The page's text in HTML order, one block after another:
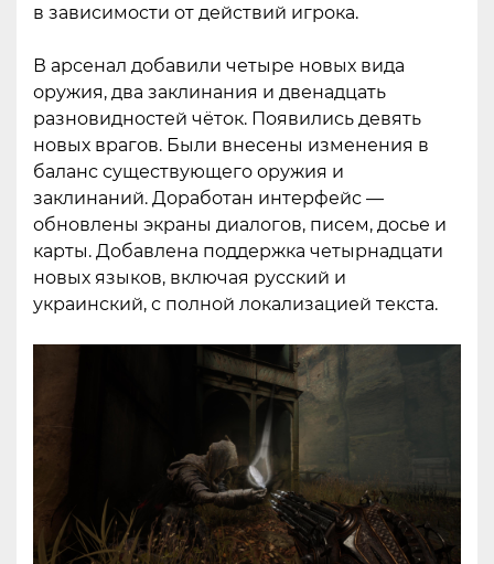
в зависимости от действий игрока.
В арсенал добавили четыре новых вида
оружия, два заклинания и двенадцать
разновидностей чёток. Появились девять
новых врагов. Были внесены изменения в
баланс существующего оружия и
заклинаний. Доработан интерфейс —
обновлены экраны диалогов, писем, досье и
карты. Добавлена поддержка четырнадцати
новых языков, включая русский и
украинский, с полной локализацией текста.